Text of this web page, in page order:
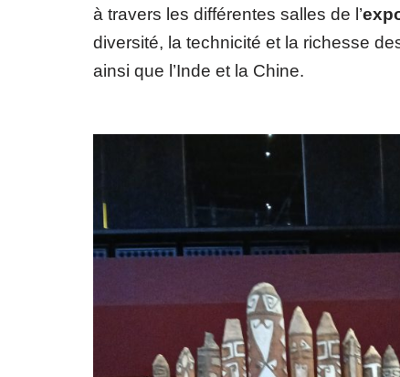
à travers les différentes salles de l’
diversité, la technicité et la richesse
ainsi que l’Inde et la Chine.